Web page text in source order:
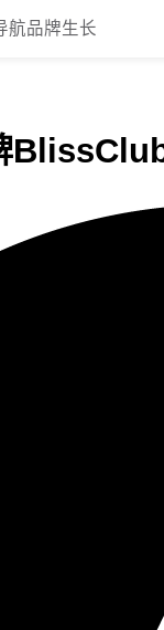
航品牌生长